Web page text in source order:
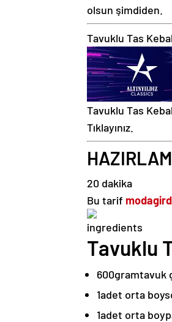
olsun şimdiden.
Tavuklu Tas
Tavuklu Tas
Tıklayınız.
20 dakika
Bu tarif
Tavuklu
600gramtavuk
1adet orta boy
1adet orta boy